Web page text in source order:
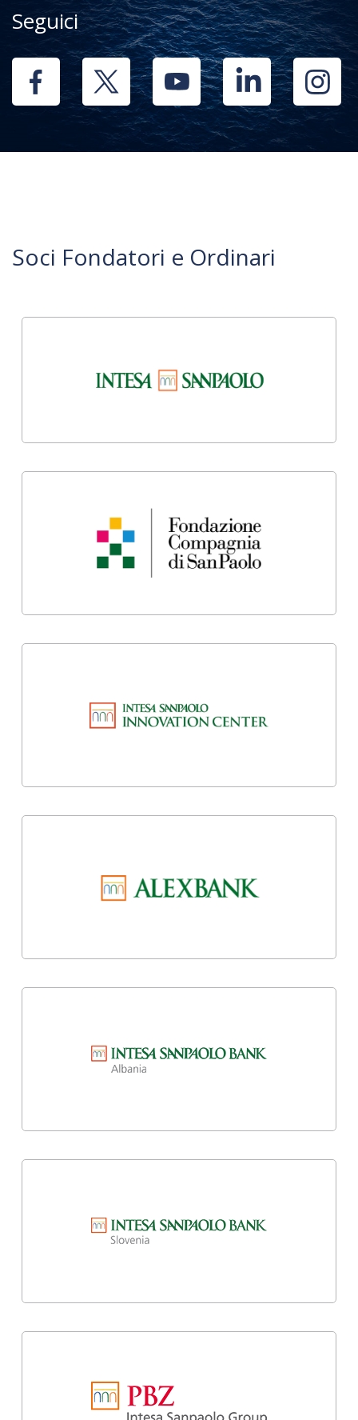
Seguici
Soci Fondatori e Ordinari